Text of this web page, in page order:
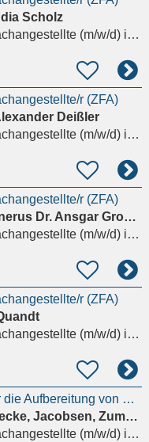
Scholz
(m/w/d)in Schwerin
r (ZFA)
Deißler
(m/w/d)in Schwerin
r (ZFA)
Dr. Christiane Knottnerus Dr. Ansgar Gross Fachzahnärzte für Kieferorthopädie
(m/w/d)in Schwerin
r (ZFA)
(m/w/d)in Schwerin
Mitarbeiter (m/w/d) für die Aufbereitung von Medizinprodukten (AEMP) in unserer MKG-Praxis gesucht
MKG Bierwolf, Warnecke, Jacobsen, Zumstrull PartG
(m/w/d)in Schwerin